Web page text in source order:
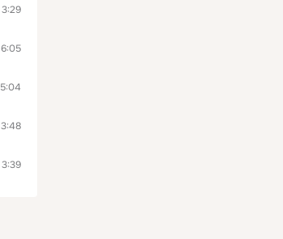
3:29
6:05
5:04
3:48
3:39